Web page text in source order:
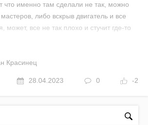
что именно там сделали не так, можно
либо вскрыв двигатель и все
может, все не так плохо и стучит где-то
Красинец
28.04.2023 0 -2